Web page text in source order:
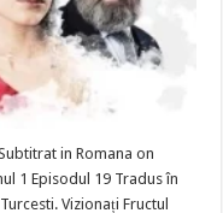
in Romana on
1 Episodul 19 Tradus în
Vizionați Fructul